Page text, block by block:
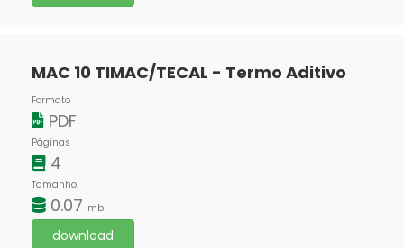
MAC 10 TIMAC/TECAL - Termo Aditivo
Formato
PDF
Páginas
4
Tamanho
0.07 mb
download